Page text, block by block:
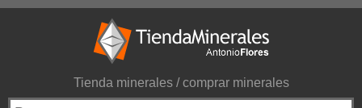
Tienda minerales / comprar minerales